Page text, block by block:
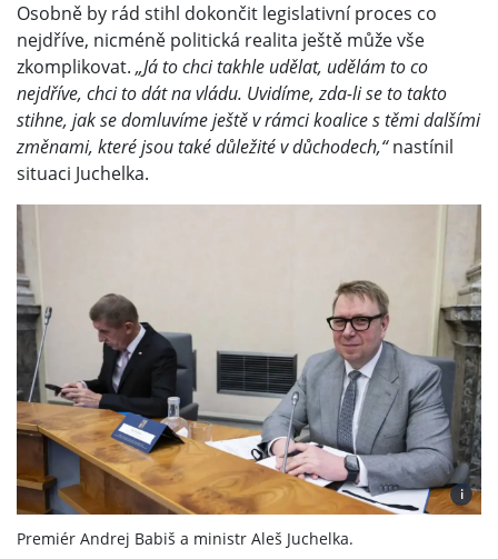
Osobně by rád stihl dokončit legislativní proces co
nejdříve, nicméně politická realita ještě může vše
zkomplikovat.„Já to chci takhle udělat, udělám to co
nejdříve, chci to dát na vládu. Uvidíme, zda-li se to takto
stihne, jak se domluvíme ještě v rámci koalice s těmi dalšími
změnami, které jsou také důležité v důchodech,“nastínil
situaci Juchelka.
i
Premiér Andrej Babiš a ministr Aleš Juchelka.